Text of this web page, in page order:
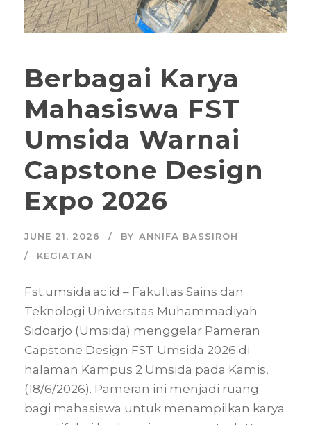
Berbagai Karya
Mahasiswa FST
Umsida Warnai
Capstone Design
Expo 2026
JUNE 21, 2026 BY ANNIFA BASSIROH
KEGIATAN
Fst.umsida.ac.id – Fakultas Sains dan
Teknologi Universitas Muhammadiyah
Sidoarjo (Umsida) menggelar Pameran
Capstone Design FST Umsida 2026 di
halaman Kampus 2 Umsida pada Kamis,
(18/6/2026). Pameran ini menjadi ruang
bagi mahasiswa untuk menampilkan karya